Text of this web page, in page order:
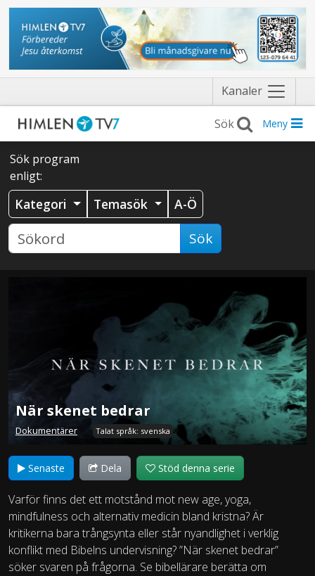
Kanaler Näytä
valikko
Meny
Sök program
enligt:
Kategori Temasök A-Ö
Sök
När skenet bedrar
Dokumentärer Talat språk: svenska
Senaste Dela Stöd denna serie
Varför finns det ett motstånd mot new age, yoga,
mindfulness och alternativ medicin bland kristna? Är
kritikerna bara trångsynta eller står nyandlighet i verklig
konflikt med Bibelns undervisning? ”När skenet bedrar”
söker svaren på frågorna. Se bibellärare berätta om